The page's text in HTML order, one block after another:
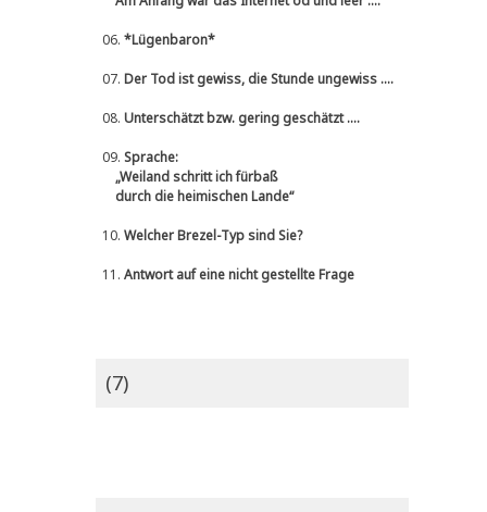
06. *Lügenbaron*
07. Der Tod ist gewiss, die Stunde ungewiss ....
08. Unterschätzt bzw. gering geschätzt ....
09. Sprache:
„Weiland schritt ich fürbaß
durch die heimischen Lande“
10. Welcher Brezel-Typ sind Sie?
11. Antwort auf eine nicht gestellte Frage
(7)